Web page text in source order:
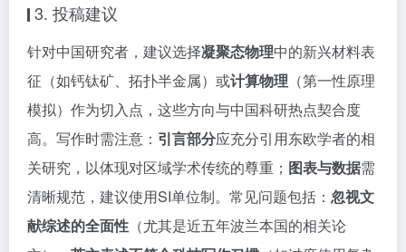
3. 投稿建议
针对中国研究者，建议选择凝聚态物理中的新兴材料表
征（如钙钛矿、拓扑半金属）或计算物理 （第一性原理
模拟）作为切入点，这些方向与中国科研热点契合度
高。写作时需注意： 引言部分应充分引用东欧学者的相
关研究，以体现对区域学术传统的尊重； 图表与数据需
清晰规范，建议使用SI单位制。常见问题包括： 忽视文
献综述的全面性 （尤其是近五年波兰本国的相关论